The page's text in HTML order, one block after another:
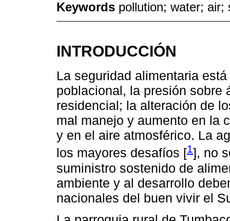
Keywords pollution; water; air;
INTRODUCCIÓN
La seguridad alimentaria
poblacional, la presión sobre
residencial; la alteración de
mal manejo y aumento en la
y en el aire atmosférico. La
los mayores desafíos [1], no
suministro sostenido de
ambiente y al desarrollo
nacionales del buen vivir el